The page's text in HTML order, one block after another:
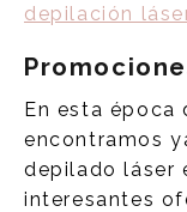
depilación
En esta época
encontramos
depilado láser
interesantes